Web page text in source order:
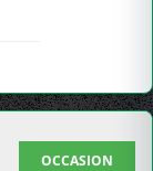
OCCASION